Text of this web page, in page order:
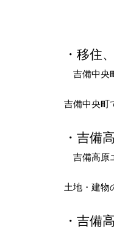
・移住
吉備中央
吉備中央町
・吉備
吉備高原
土地・建物
・吉備